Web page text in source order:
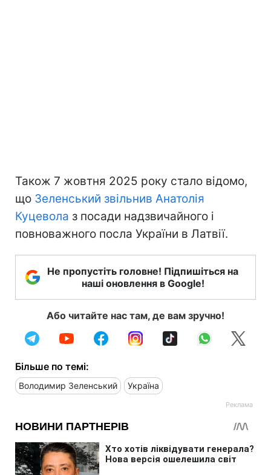
Також 7 жовтня 2025 року стало відомо,
що Зеленський звільнив Анатолія
Куцевола з посади надзвичайного і
повноважного посла України в Латвії.
Не пропустіть головне! Підпишіться на
наші оновлення в Google!
Або читайте нас там, де вам зручно!
Більше по темі:
Володимир Зеленський Україна